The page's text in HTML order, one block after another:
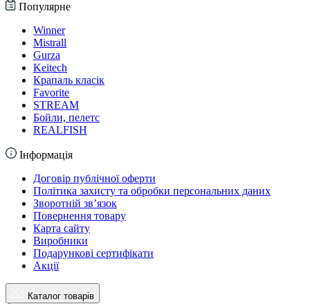
Популярне
Winner
Mistrall
Gurza
Keitech
Крапаль класік
Favorite
STREAM
Бойли, пелетс
REALFISH
Інформація
Договір публічної оферти
Політика захисту та обробки персональних даних
Зворотній зв’язок
Повернення товару
Карта сайту
Виробники
Подарункові сертифікати
Акції
Каталог товарів